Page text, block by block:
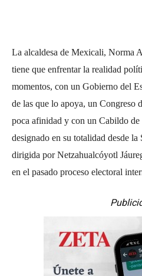
La alcaldesa de Mexicali, Norma
tiene que enfrentar la realidad
momentos, con un Gobierno del
de las que lo apoya, un Congreso
poca afinidad y con un Cabildo
designado en su totalidad desde la
dirigida por Netzahualcóyotl
en el pasado proceso electoral